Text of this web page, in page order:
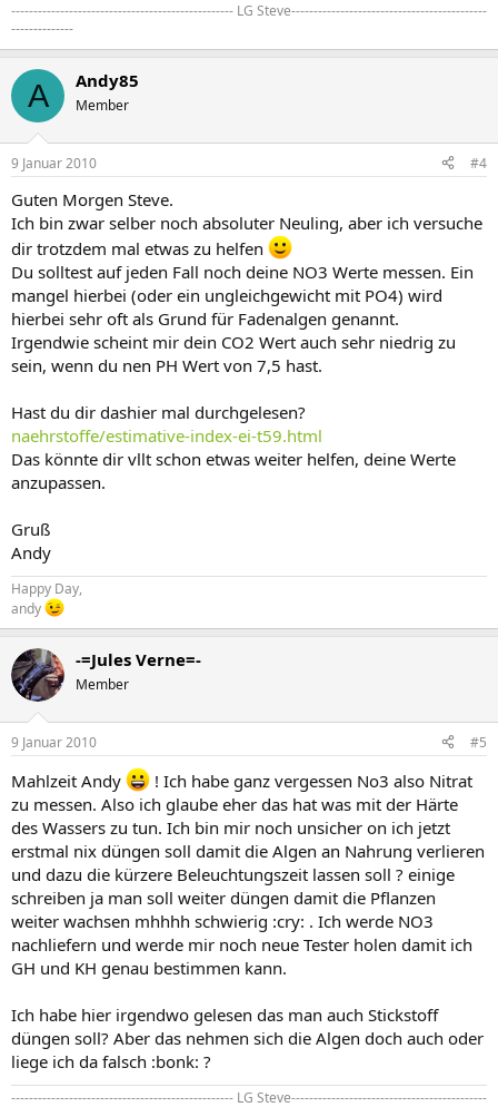
Gedüngt wird mit Dennerle Tagesdünger und Sera Eisendünger! Im
Bodengrund habe ich Substrat von JBL und Düngelkugeln von
Dennerle drin.
Die Beleuchtung habe ich schon seit gestern auf 6 h reduziert
vorher hatte ich 10 h. Gefiltert wird über Eheim Professionell 2 und
Co2 wird mit 5kg Druckgas zugeführt ca. 1 Blase pro Sekunde. Was
könnte ich denn noch machen um die verdammten Fadenalgen los
zu werden?? Die Pflanzen wachsen sehr gut Riccia und Echinidorus
wachsen super ebenso Nadelsimse. Bin für jeden Tip dankbar. Gruss
Steve :bier:
-------------------------------------------------- LG Steve--------------------------------------------
--------------
A Andy85
Member
9 Januar 2010 #4
Guten Morgen Steve.
Ich bin zwar selber noch absoluter Neuling, aber ich versuche
dir trotzdem mal etwas zu helfen
Du solltest auf jeden Fall noch deine NO3 Werte messen. Ein
mangel hierbei (oder ein ungleichgewicht mit PO4) wird
hierbei sehr oft als Grund für Fadenalgen genannt.
Irgendwie scheint mir dein CO2 Wert auch sehr niedrig zu
sein, wenn du nen PH Wert von 7,5 hast.
Hast du dir dashier mal durchgelesen?
naehrstoffe/estimative-index-ei-t59.html
Das könnte dir vllt schon etwas weiter helfen, deine Werte
anzupassen.
Gruß
Andy
Happy Day,
andy
-=Jules Verne=-
Member
9 Januar 2010 #5
Mahlzeit Andy
! Ich habe ganz vergessen No3 also Nitrat
zu messen. Also ich glaube eher das hat was mit der Härte
des Wassers zu tun. Ich bin mir noch unsicher on ich jetzt
erstmal nix düngen soll damit die Algen an Nahrung verlieren
und dazu die kürzere Beleuchtungszeit lassen soll ? einige
schreiben ja man soll weiter düngen damit die Pflanzen
weiter wachsen mhhhh schwierig :cry: . Ich werde NO3
nachliefern und werde mir noch neue Tester holen damit ich
GH und KH genau bestimmen kann.
Ich habe hier irgendwo gelesen das man auch Stickstoff
düngen soll? Aber das nehmen sich die Algen doch auch oder
liege ich da falsch :bonk: ?
-------------------------------------------------- LG Steve--------------------------------------------